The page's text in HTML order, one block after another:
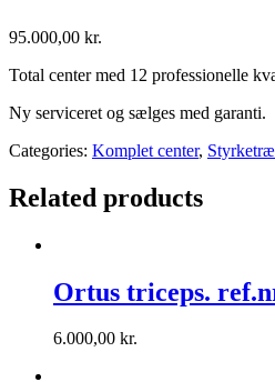
95.000,00 kr.
Total center med 12 professionelle
Ny serviceret og sælges med garanti.
Categories: Komplet center,
Related products
Ortus triceps.
6.000,00 kr.